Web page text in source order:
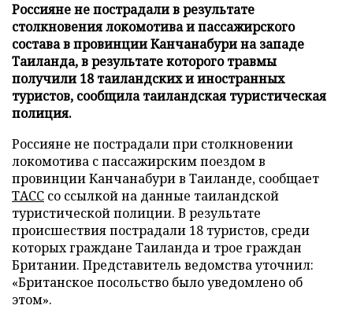
Россияне не пострадали в результате
столкновения локомотива и пассажирского
состава в провинции Канчанабури на западе
Таиланда, в результате которого травмы
получили 18 таиландских и иностранных
туристов, сообщила таиландская туристическая
полиция.
Россияне не пострадали при столкновении
локомотива с пассажирским поездом в
провинции Канчанабури в Таиланде, сообщает
ТАСС со ссылкой на данные таиландской
туристической полиции. В результате
происшествия пострадали 18 туристов, среди
которых граждане Таиланда и трое граждан
Британии. Представитель ведомства уточнил:
«Британское посольство было уведомлено об
этом».